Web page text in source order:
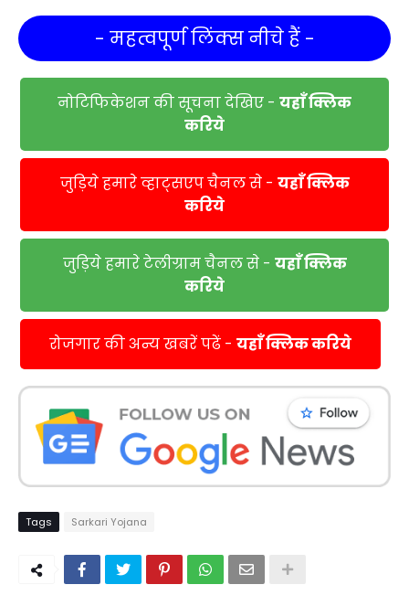
- महत्वपूर्ण लिंक्स नीचे हैं -
नोटिफिकेशन की सूचना देखिए - यहाँ क्लिक
करिये
जुड़िये हमारे व्हाट्सएप चैनल से - यहाँ क्लिक
करिये
जुड़िये हमारे टेलीग्राम चैनल से - यहाँ क्लिक
करिये
रोजगार की अन्य खबरें पढें - यहाँ क्लिक करिये
Tags Sarkari Yojana